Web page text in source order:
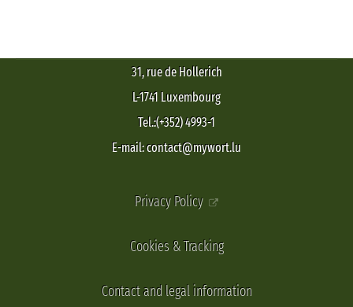
31, rue de Hollerich
L-1741 Luxembourg
Tel.:(+352) 4993-1
E-mail: contact@mywort.lu
Privacy Policy
Cookies & Tracking
Contact and legal information